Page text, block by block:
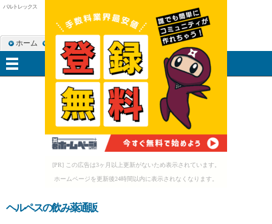
[PR] この広告は3ヶ月以上更新がないため表示されています。
ホームページを更新後24時間以内に表示されなくなります。
バルトレックス
ヘルペスの飲み薬通販
ホーム RSS購読 サイトマップ
メニュー